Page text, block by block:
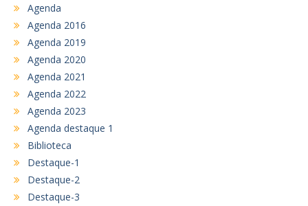
Agenda
Agenda 2016
Agenda 2019
Agenda 2020
Agenda 2021
Agenda 2022
Agenda 2023
Agenda destaque 1
Biblioteca
Destaque-1
Destaque-2
Destaque-3